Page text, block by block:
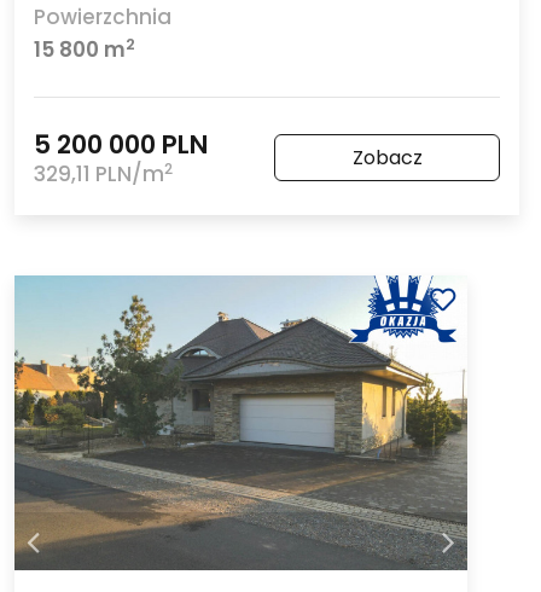
Powierzchnia
15 800 m2
5 200 000 PLN
329,11 PLN/m2 Zobacz